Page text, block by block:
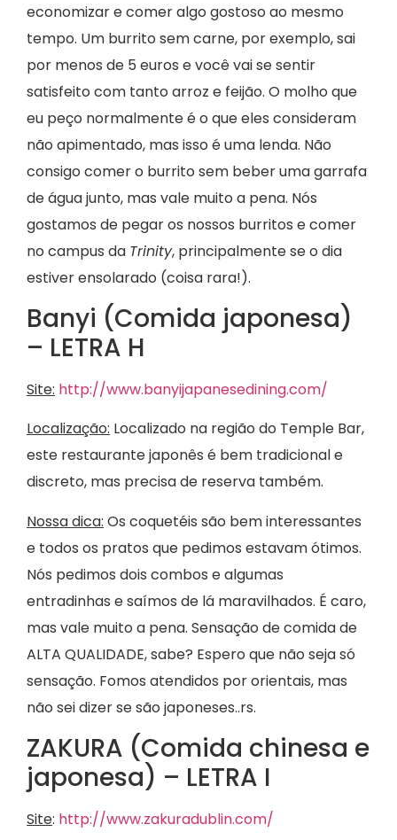
economizar e comer algo gostoso ao mesmo
tempo. Um burrito sem carne, por exemplo, sai
por menos de 5 euros e você vai se sentir
satisfeito com tanto arroz e feijão. O molho que
eu peço normalmente é o que eles consideram
não apimentado, mas isso é uma lenda. Não
consigo comer o burrito sem beber uma garrafa
de água junto, mas vale muito a pena. Nós
gostamos de pegar os nossos burritos e comer
no campus da Trinity, principalmente se o dia
estiver ensolarado (coisa rara!).
Banyi (Comida japonesa)
– LETRA H
Site: http://www.banyijapanesedining.com/
Localização: Localizado na região do Temple Bar,
este restaurante japonês é bem tradicional e
discreto, mas precisa de reserva também.
Nossa dica: Os coquetéis são bem interessantes
e todos os pratos que pedimos estavam ótimos.
Nós pedimos dois combos e algumas
entradinhas e saímos de lá maravilhados. É caro,
mas vale muito a pena. Sensação de comida de
ALTA QUALIDADE, sabe? Espero que não seja só
sensação. Fomos atendidos por orientais, mas
não sei dizer se são japoneses..rs.
ZAKURA (Comida chinesa e
japonesa) – LETRA I
Site: http://www.zakuradublin.com/